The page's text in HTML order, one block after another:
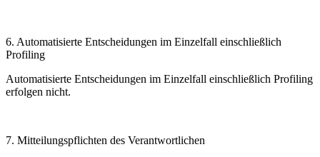
6. Automatisierte Entscheidungen im Einzelfall einschließlich
Profiling
Automatisierte Entscheidungen im Einzelfall einschließlich Profiling
erfolgen nicht.
7. Mitteilungspflichten des Verantwortlichen